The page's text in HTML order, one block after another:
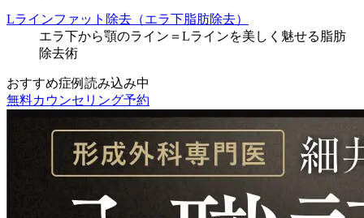
Lラインファット除去（エラ下脂肪除去）
エラ下から顎のライン＝Lラインを美しく魅せる脂肪
除去術
おすすめ症例読み込み中
無料カウンセリング予約